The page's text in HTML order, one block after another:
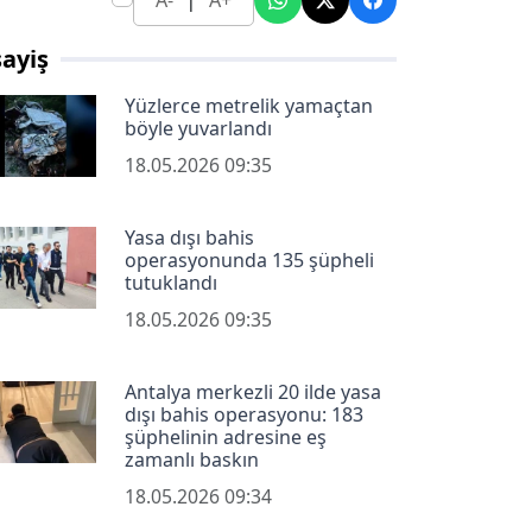
Yüzlerce metrelik yamaçtan
böyle yuvarlandı
18.05.2026 09:35
Yasa dışı bahis
operasyonunda 135 şüpheli
tutuklandı
18.05.2026 09:35
Antalya merkezli 20 ilde yasa
dışı bahis operasyonu: 183
şüphelinin adresine eş
zamanlı baskın
18.05.2026 09:34